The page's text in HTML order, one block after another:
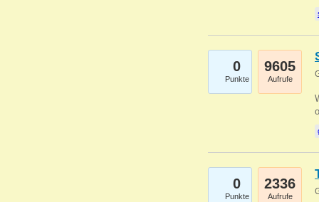
0
Punkte
9605
Aufrufe
0
Punkte
2336
Aufrufe